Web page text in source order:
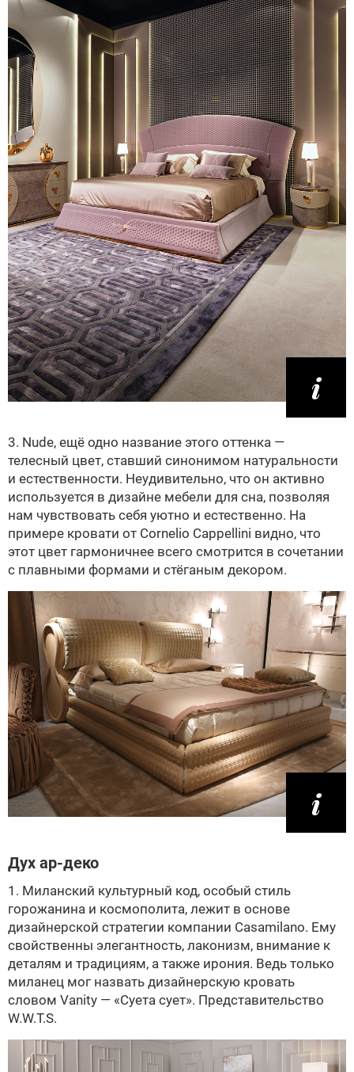
3. Nude, ещё одно название этого оттенка —
телесный цвет, ставший синонимом натуральности
и естественности. Неудивительно, что он активно
используется в дизайне мебели для сна, позволяя
нам чувствовать себя уютно и естественно. На
примере кровати от Cornelio Cappellini видно, что
этот цвет гармоничнее всего смотрится в сочетании
с плавными формами и стёганым декором.
Дух ар-деко
1. Миланский культурный код, особый стиль
горожанина и космополита, лежит в основе
дизайнерской стратегии компании Casamilano. Ему
свойственны элегантность, лаконизм, внимание к
деталям и традициям, а также ирония. Ведь только
миланец мог назвать дизайнерскую кровать
словом Vanity — «Суета сует». Представительство
W.W.T.S.